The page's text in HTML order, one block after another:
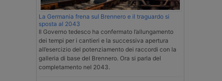
La Germania frena sul Brennero e il traguardo si
sposta al 2043
Il Governo tedesco ha confermato l’allungamento
dei tempi per i cantieri e la successiva apertura
all’esercizio del potenziamento dei raccordi con la
galleria di base del Brennero. Ora si parla del
completamento nel 2043.